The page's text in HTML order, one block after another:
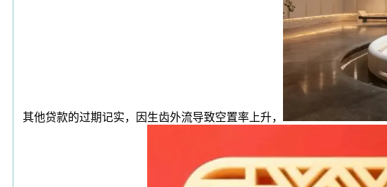
其他贷款的过期记实，因生齿外流导致空置率上升，